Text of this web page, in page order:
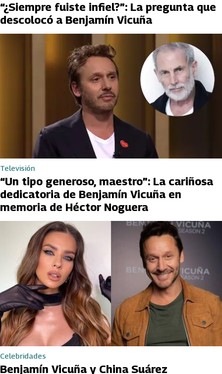
“¿Siempre fuiste infiel?”: La pregunta que
descolocó a Benjamín Vicuña
Televisión
“Un tipo generoso, maestro”: La cariñosa
dedicatoria de Benjamín Vicuña en
memoria de Héctor Noguera
Celebridades
Benjamín Vicuña y China Suárez